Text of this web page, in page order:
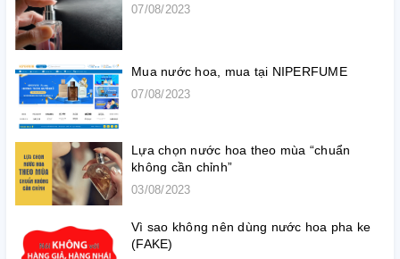
07/08/2023
Mua nước hoa, mua tại NIPERFUME
07/08/2023
Lựa chọn nước hoa theo mùa “chuẩn
không cần chỉnh”
03/08/2023
Vì sao không nên dùng nước hoa pha ke
(FAKE)